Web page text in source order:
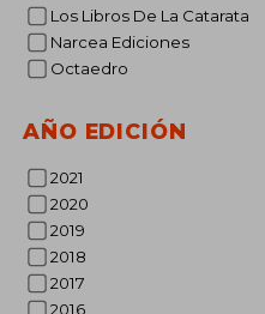
Los Libros De La Catarata
Narcea Ediciones
Octaedro
AÑO EDICIÓN
2021
2020
2019
2018
2017
2016